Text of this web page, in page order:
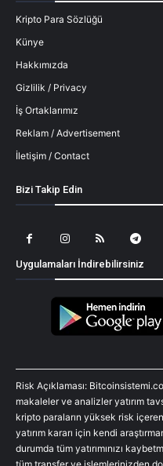
Kripto Para Sözlüğü
Künye
Hakkımızda
Gizlilik / Privacy
İş Ortaklarımız
Reklam / Advertisement
İletişim / Contact
Bizi Takip Edin
Uygulamaları İndirebilirsiniz
Risk Açıklaması:
makaleler ve analizler yatırım
kripto paraların yüksek risk
yatırım kararı için kendi
durumda tüm yatırımınızı